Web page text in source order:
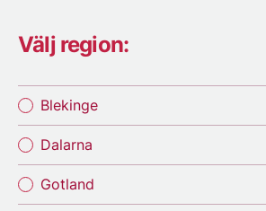
Välj region:
Blekinge
Dalarna
Gotland